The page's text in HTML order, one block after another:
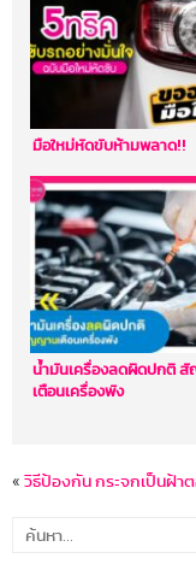
มือใหม่หัดขับห้ามพลาด!!
น้ำมันเครื่องลดผิดปกติ
เตือนเครื่องพัง
« วิธีป้องกัน กระจกเป็นฝ้า